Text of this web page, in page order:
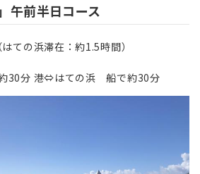
午前半日コース
ての浜滞在：約1.5時間）
分 港⇔はての浜 船で約30分